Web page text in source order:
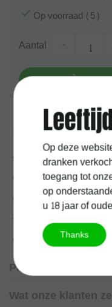
Op voorraad (5)
Aantal
Aan
Voor17:00uur
1 jaarkurkgarantie
100%Belgische
Gratis verzending
Meer informatie?
Productomschrijving
Wat onze klanten
Op deze
dranken
toegang tot
op
u 18 jaar of
Thanks